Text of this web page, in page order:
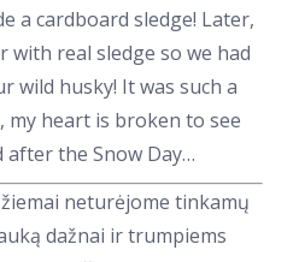
a cardboard sledge! Later,
with real sledge so we had
wild husky! It was such a
my heart is broken to see
after the Snow Day…
neturėjome tinkamų
dažnai ir trumpiems